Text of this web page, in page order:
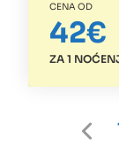
CENA OD
42€
ZA 1